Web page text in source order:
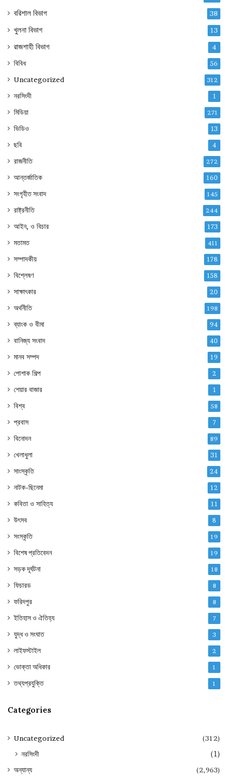
বরিশাল বিভাগ 38
খুলনা বিভাগ 13
রাজশাহী বিভাগ 4
বিবিধ 56
Uncategorized 312
নরসিংদী 1
মিডিয়া 271
ভিডিও 13
ছবি 4
রাজনীতি 272
আন্তর্জাতিক 160
সংগৃহীত সংবাদ 145
রাষ্ট্রনীতি 244
আইন, ও বিচার 173
মতামত 411
সম্পাদকীয় 178
বিশ্লেষণ 158
সাক্ষাৎকার 20
অর্থনীতি 198
ব্যাংক ও বীমা 94
বানিজ্য সংবাদ 40
মানব সম্পদ 19
পোশাক শিল্প 2
শেয়ার বাজার 1
বিশ্ব 58
প্রবাস 7
বিনোদন 89
খেলাধুলা 31
সাংস্কৃতি 24
নাটক-ছিনেমা 12
কবিতা ও সাহিত্য 11
উৎসব 8
সংস্কৃতি 19
বিশেষ প্রতিবেদন 19
সড়ক দূর্ঘটনা 18
ফিচারড 8
ফরিদপুর 8
ইতিহাস ও ঐতিহ্য 7
যুদ্ধ ও সংঘাত 3
লাইফস্টাইল 2
ভোক্তা অধিকার 1
তথ্যপ্রযুক্তি 1
Categories
Uncategorized (312)
নরসিংদী (1)
অন্যান্য (2,963)